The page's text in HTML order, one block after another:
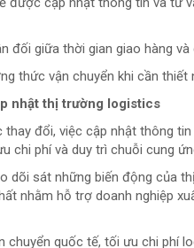
đối giữa thời gian giao hàng và
thức vận chuyển khi cần thiết
nhật thị trường logistics
đổi, việc cập nhật thông
chi phí và duy trì chuỗi cung
dõi sát những biến động của
nhằm hỗ trợ doanh nghiệp
chuyển quốc tế, tối ưu chi phí